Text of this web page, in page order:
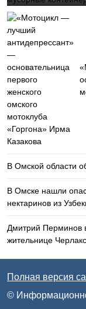
В Омской области
В Омске нашли
нектаринов из
Дмитрий Перминов
жительнице
Полная версия
©